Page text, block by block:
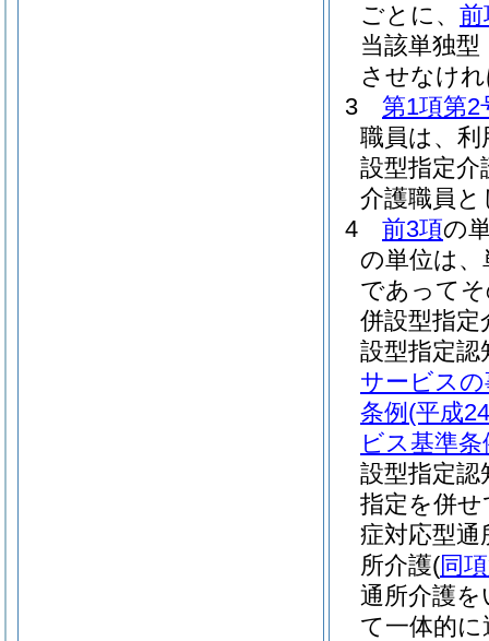
ごとに、 前
当該単独
させなけ
3
第1項第2
職員は、
設型指定介
介護職員
4
前3項の
の単位は、
であって
併設型指定
設型指定認
サービス
条例 (平成
ビス基準
設型指定認
指定を併せ
症対応型通
所介護(同
通所介護
て一体的